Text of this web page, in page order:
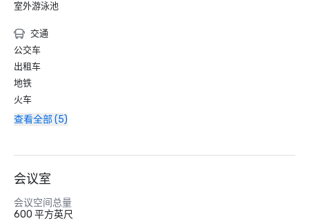
室外游泳池
交通
公交车
出租车
地铁
火车
查看全部 (5)
会议室
会议空间总量
600 平方英尺